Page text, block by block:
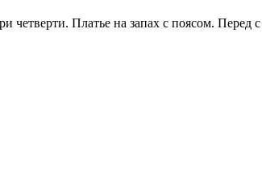
четверти. Платье на запах с поясом.